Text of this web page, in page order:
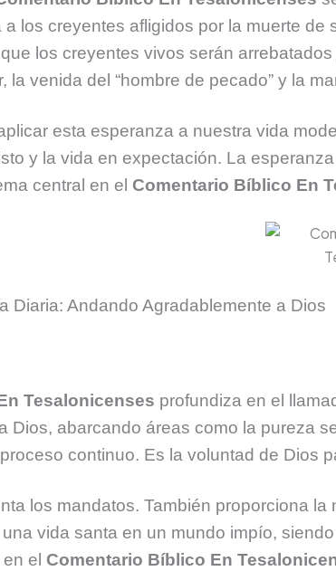
los creyentes afligidos por la muerte
los creyentes vivos serán
la venida del “hombre de pecado” y la
esta esperanza a nuestra vida
y la vida en expectación. La
central en el Comentario Bíblico En
Diaria: Andando Agradablemente a Dios
Tesalonicenses profundiza en el
Dios, abarcando áreas como la pureza
continuo. Es la voluntad de Dios
los mandatos. También proporciona
vida santa en un mundo impío,
el Comentario Bíblico En